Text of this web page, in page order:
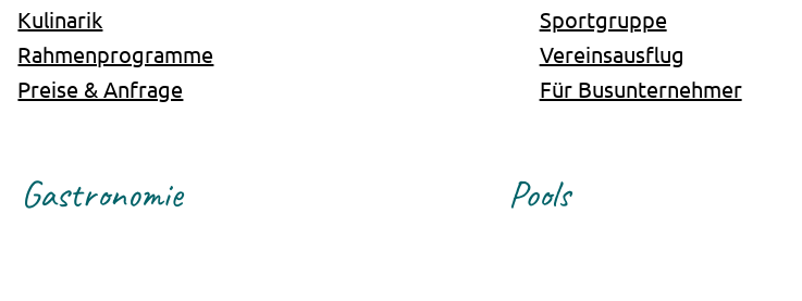
Sportgruppe
Vereinsausflug
Für Busunternehmer
Kulinarik
Rahmenprogramme
Preise & Anfrage
Gastronomie Pools